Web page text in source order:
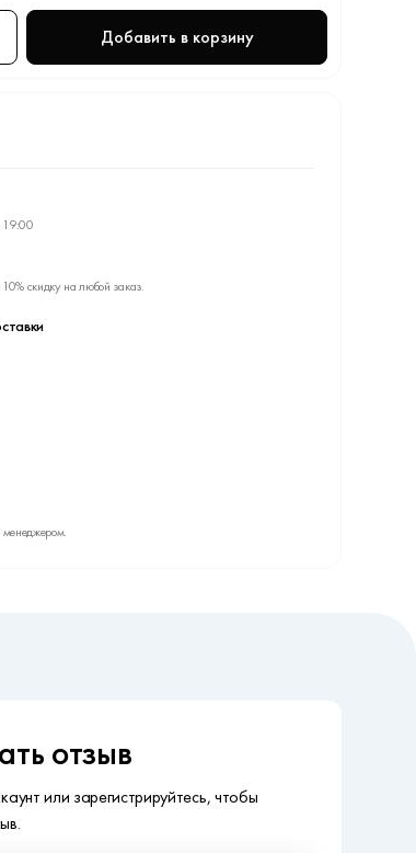
Добавить в корзину
19:00
скидку на любой заказ.
отзыв
или зарегистрируйтесь, чтобы